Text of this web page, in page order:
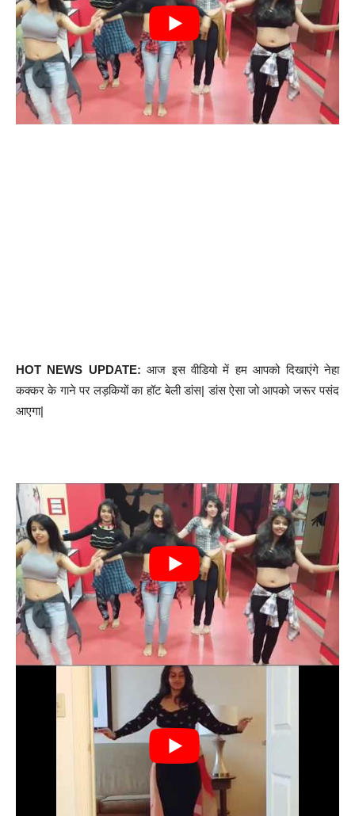
HOT NEWS UPDATE: आज इस वीडियो में हम आपको दिखाएंगे नेहा
कक्कर के गाने पर लड़कियों का हॉट बेली डांस| डांस ऐसा जो आपको जरूर पसंद
आएगा|